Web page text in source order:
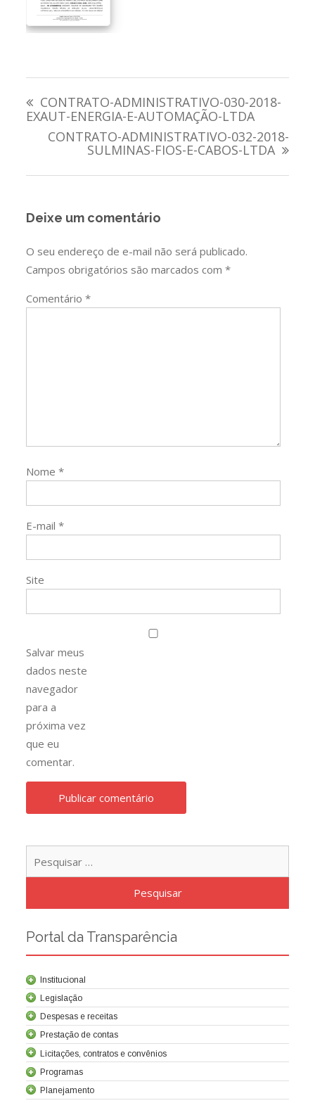
de
Post
CONTRATO-ADMINISTRATIVO-030-2018-
EXAUT-ENERGIA-E-AUTOMAÇÃO-LTDA
CONTRATO-ADMINISTRATIVO-032-2018-
SULMINAS-FIOS-E-CABOS-LTDA
Deixe um comentário
O seu endereço de e-mail não será publicado.
Campos obrigatórios são marcados com*
Comentário*
Nome*
E-mail*
Site
Salvar meus
dados neste
navegador
para a
próxima vez
que eu
comentar.
Portal da Transparência
Institucional
Legislação
Despesas e receitas
Prestação de contas
Licitações, contratos e convênios
Programas
Planejamento